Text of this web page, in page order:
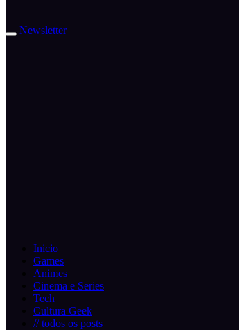
Newsletter
Inicio
Games
Animes
Cinema e Series
Tech
Cultura Geek
// todos os posts